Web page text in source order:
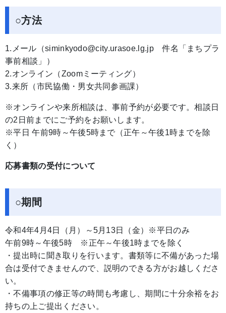
○方法
1.メール（siminkyodo@city.urasoe.lg.jp 件名「まちプラ
事前相談」）
2.オンライン（Zoomミーティング）
3.来所（市民協働・男女共同参画課）
※オンラインや来所相談は、事前予約が必要です。相談日
の2日前までにご予約をお願いします。
※平日 午前9時～午後5時まで（正午～午後1時までを除
く）
応募書類の受付について
○期間
令和4年4月4日（月）～5月13日（金）※平日のみ
午前9時～午後5時 ※正午～午後1時までを除く
・提出時に聞き取りを行います。書類等に不備があった場
合は受付できませんので、説明のできる方がお越しくださ
い。
・不備事項の修正等の時間も考慮し、期間に十分余裕をお
持ちの上ご提出ください。